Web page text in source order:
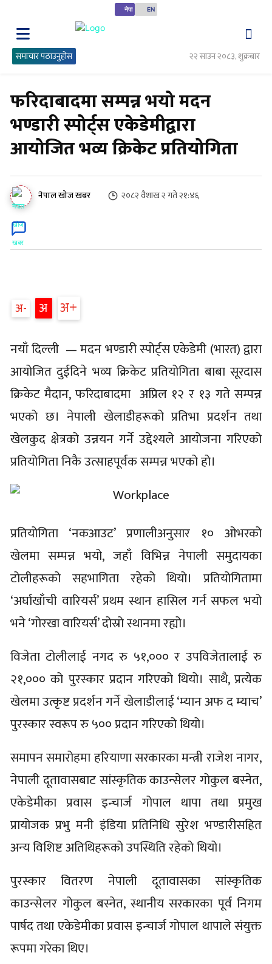
नेपा EN
समाचार पठाउनुहोस २२ साउन २०८३, शुक्रबार
फरिदाबादमा सम्पन्न भयो मदन
भण्डारी स्पोर्ट्स एकेडेमीद्वारा
आयोजित भव्य क्रिकेट प्रतियोगिता
नेपाल खोज खबर २०८२ वैशाख २ गते २१:४६
अ अ अ
नयाँ दिल्ली — मदन भण्डारी स्पोर्ट्स एकेडेमी (भारत) द्वारा
आयोजित दुईदिने भव्य क्रिकेट प्रतियोगिता बाबा सूरदास
क्रिकेट मैदान, फरिदाबादमा अप्रिल १२ र १३ गते सम्पन्न
भएको छ। नेपाली खेलाडीहरूको प्रतिभा प्रदर्शन तथा
खेलकुद क्षेत्रको उन्नयन गर्ने उद्देश्यले आयोजना गरिएको
प्रतियोगिता निकै उत्साहपूर्वक सम्पन्न भएको हो।
प्रतियोगिता ‘नकआउट’ प्रणालीअनुसार १० ओभरको
खेलमा सम्पन्न भयो, जहाँ विभिन्न नेपाली समुदायका
टोलीहरूको सहभागिता रहेको थियो। प्रतियोगितामा
‘अर्घाखाँची वारियर्स’ प्रथम स्थान हासिल गर्न सफल भयो
भने ‘गोरखा वारियर्स’ दोस्रो स्थानमा रह्यो।
विजेता टोलीलाई नगद रु ५१,००० र उपविजेतालाई रु
२१,००० को पुरस्कार प्रदान गरिएको थियो। साथै, प्रत्येक
खेलमा उत्कृष्ट प्रदर्शन गर्ने खेलाडीलाई ‘म्यान अफ द म्याच’
पुरस्कार स्वरूप रु ५०० प्रदान गरिएको थियो।
समापन समारोहमा हरियाणा सरकारका मन्त्री राजेश नागर,
नेपाली दूतावासबाट सांस्कृतिक काउन्सेलर गोकुल बस्नेत,
एकेडेमीका प्रवास इन्चार्ज गोपाल थापा तथा प्रमुख
प्रायोजक प्रभु मनी इंडिया प्रतिनिधि सुरेश भण्डारीसहित
अन्य विशिष्ट अतिथिहरूको उपस्थिति रहेको थियो।
पुरस्कार वितरण नेपाली दूतावासका सांस्कृतिक
काउन्सेलर गोकुल बस्नेत, स्थानीय सरकारका पूर्व निगम
पार्षद तथा एकेडेमीका प्रवास इन्चार्ज गोपाल थापाले संयुक्त
रूपमा गरेका थिए।